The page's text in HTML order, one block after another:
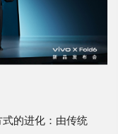
的进化：由传统